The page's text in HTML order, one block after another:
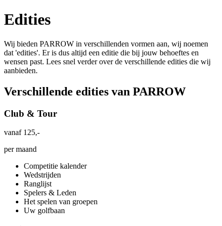
Edities
Wij bieden PARROW in verschillenden vormen aan, wij noemen
dat 'edities'. Er is dus altijd een editie die bij jouw behoeftes en
wensen past. Lees snel verder over de verschillende edities die wij
aanbieden.
Verschillende edities van PARROW
Club & Tour
vanaf 125,-
per maand
Competitie kalender
Wedstrijden
Ranglijst
Spelers & Leden
Het spelen van groepen
Uw golfbaan